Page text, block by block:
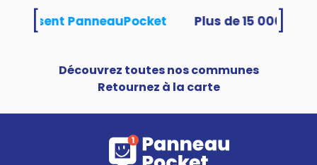
utilisent PanneauPocket
Découvrez toutes nos communes
Retournez à la carte